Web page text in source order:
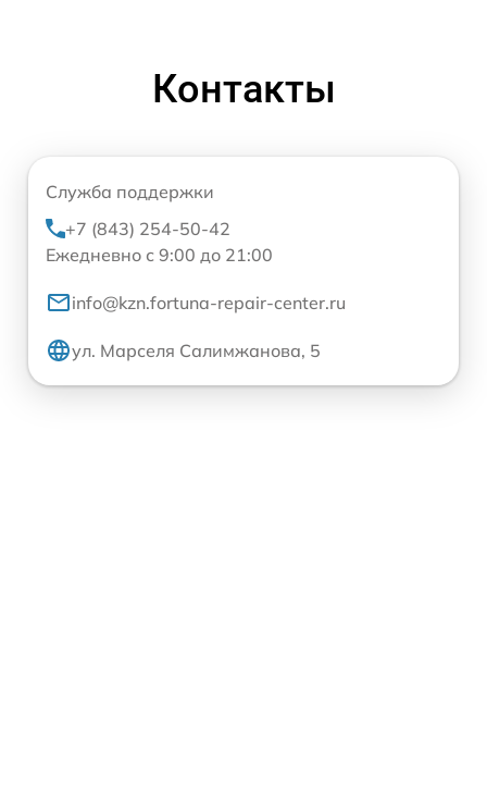
Контакты
Служба поддержки
+7 (843) 254-50-42
Ежедневно с 9:00 до 21:00
info@kzn.fortuna-repair-center.ru
ул. Марселя Салимжанова, 5